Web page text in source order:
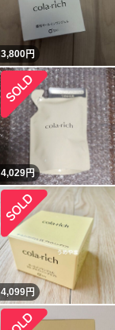
3,800円
4,029円
4,099円